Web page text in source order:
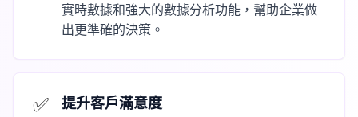
實時數據和強大的數據分析功能，幫助企業做
出更準確的決策。
✅ 提升客戶滿意度